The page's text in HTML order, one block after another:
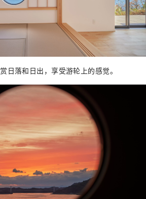
日落和日出，享受游轮上的感觉。